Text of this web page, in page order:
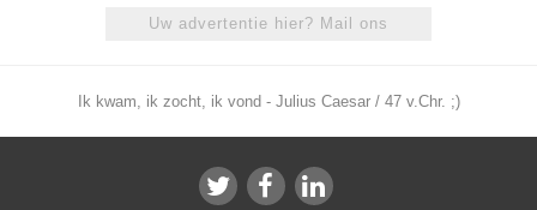
Uw advertentie hier? Mail ons
Ik kwam, ik zocht, ik vond - Julius Caesar / 47 v.Chr. ;)